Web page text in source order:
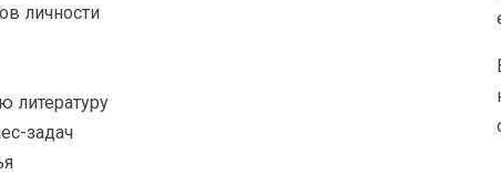
личности
литературу
задач